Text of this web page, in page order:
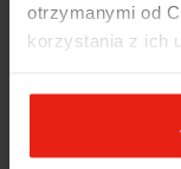
otrzymanymi od
korzystania z ich
5
Jestem
sprawnie, bez